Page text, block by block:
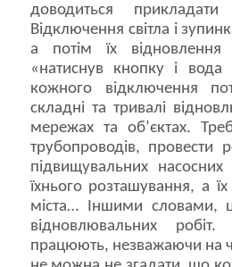
доводиться
Відключення світла і
а потім їх
«натиснув кнопку і вода
кожного відключення
складні та тривалі
мережах та об’єктах.
трубопроводів, провести
підвищувальних насосних
їхнього розташування, а
міста… Іншими словами,
відновлювальних
працюють, незважаючи на